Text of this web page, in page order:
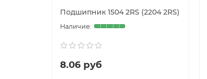
Подшипник 1504 2RS (2204 2RS)
8.06 руб